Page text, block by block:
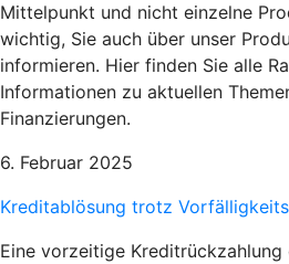
Mittelpunkt und nicht einzelne
wichtig, Sie auch über unser
informieren. Hier finden Sie alle
Informationen zu aktuellen
Finanzierungen.
6. Februar 2025
Kreditablösung trotz
Eine vorzeitige